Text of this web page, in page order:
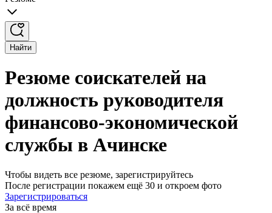
Найти
Резюме соискателей на
должность руководителя
финансово-экономической
службы в Ачинске
Чтобы видеть все резюме, зарегистрируйтесь
После регистрации покажем ещё 30 и откроем фото
Зарегистрироваться
За всё время